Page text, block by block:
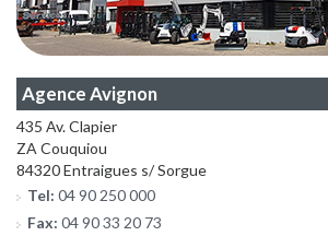
Agence Avignon
435 Av. Clapier
ZA Couquiou
84320 Entraigues s/ Sorgue
Tel: 04 90 250 000
Fax: 04 90 33 20 73